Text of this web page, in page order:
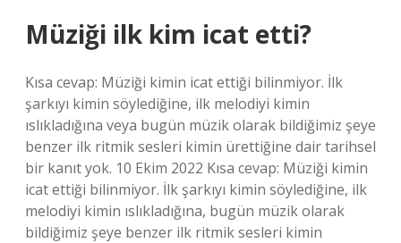
Müziği ilk kim icat etti?
Kısa cevap: Müziği kimin icat ettiği bilinmiyor. İlk
şarkıyı kimin söylediğine, ilk melodiyi kimin
ıslıkladığına veya bugün müzik olarak bildiğimiz şeye
benzer ilk ritmik sesleri kimin ürettiğine dair tarihsel
bir kanıt yok. 10 Ekim 2022 Kısa cevap: Müziği kimin
icat ettiği bilinmiyor. İlk şarkıyı kimin söylediğine, ilk
melodiyi kimin ıslıkladığına, bugün müzik olarak
bildiğimiz şeye benzer ilk ritmik sesleri kimin